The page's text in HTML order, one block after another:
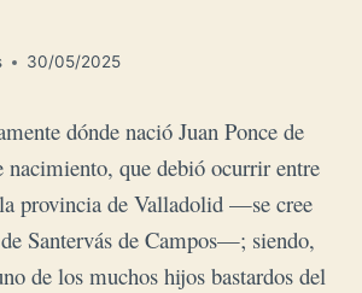
30/05/2025
dónde nació Juan Ponce de
nacimiento, que debió ocurrir entre
provincia de Valladolid —se cree
Santervás de Campos—; siendo,
de los muchos hijos bastardos del